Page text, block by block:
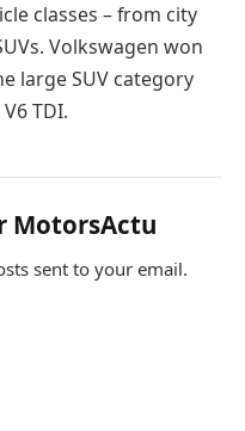
classes – from city
Volkswagen won
large SUV category
TDI.
MotorsActu
sent to your email.